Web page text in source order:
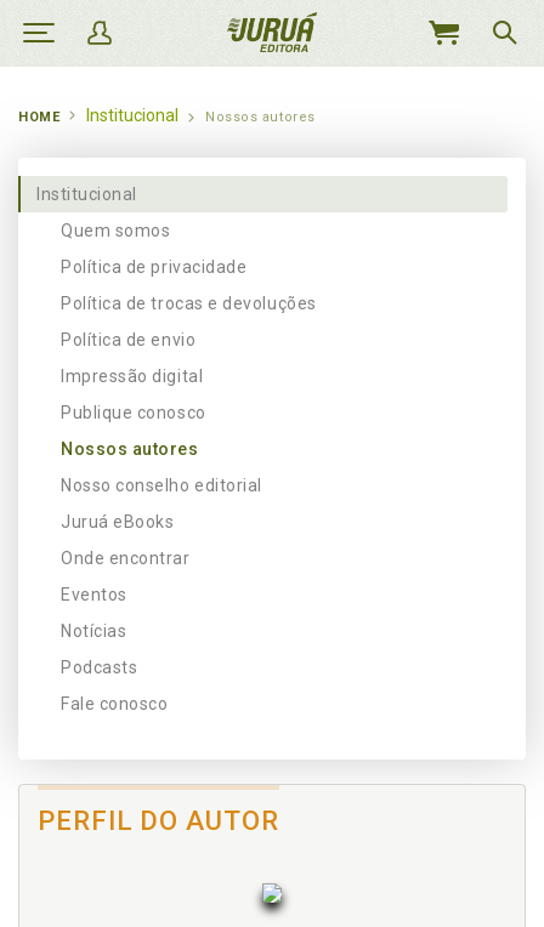
MEU
HOME Institucional Nossos autores
Institucional
Quem somos
Política de privacidade
Política de trocas e devoluções
Política de envio
Impressão digital
Publique conosco
Nossos autores
Nosso conselho editorial
Juruá eBooks
Onde encontrar
Eventos
Notícias
Podcasts
Fale conosco
PERFIL DO AUTOR